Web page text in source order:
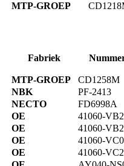
MTP-GROEP
Fabriek
MTP-GROEP CD1258M
NBK
PF-2413
NECTO
FD6998A
OE
41060-
OE
41060-
OE
41060-
OE
41060-